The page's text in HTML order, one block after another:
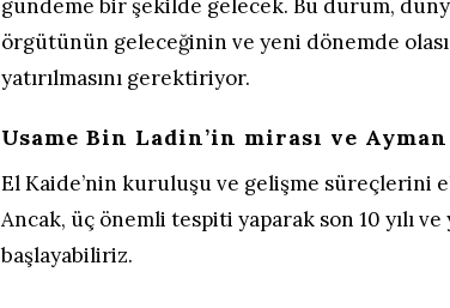
gündeme bir şekilde gelecek. Bu durum,
örgütünün geleceğinin ve yeni dönemde
yatırılmasını gerektiriyor.
Usame Bin Ladin’in mirası ve
El Kaide’nin kuruluşu ve gelişme süreçlerini
Ancak, üç önemli tespiti yaparak son 10 yılı
başlayabiliriz.